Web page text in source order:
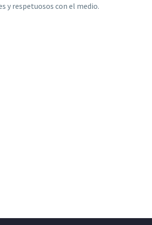
y respetuosos con el medio.